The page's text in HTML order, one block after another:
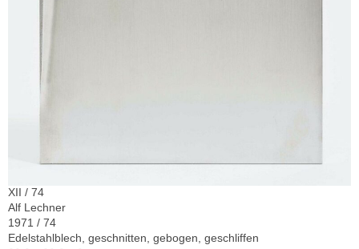
XII / 74
Alf Lechner
1971 / 74
Edelstahlblech, geschnitten, gebogen, geschliffen